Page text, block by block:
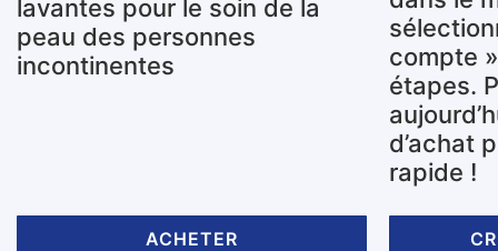
lavantes pour le soin de la
peau des personnes
incontinentes
ACHETER
compte
étapes.
d’achat
rapide !